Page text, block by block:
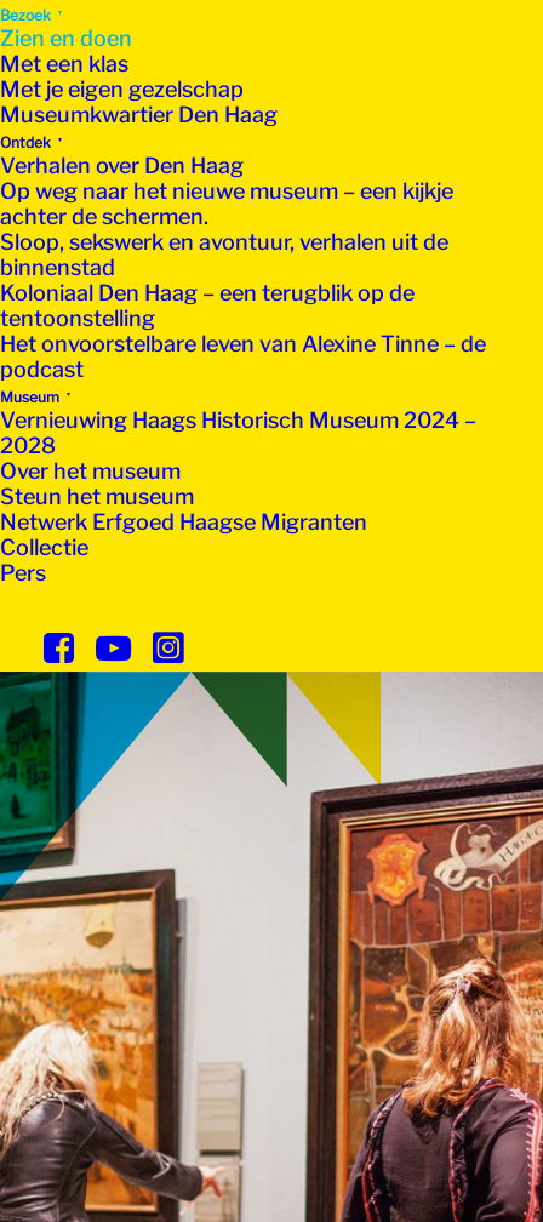
Bezoek
Zien en doen
Met een klas
Met je eigen gezelschap
Museumkwartier Den Haag
Ontdek
Verhalen over Den Haag
Op weg naar het nieuwe museum – een kijkje
achter de schermen.
Sloop, sekswerk en avontuur, verhalen uit de
binnenstad
Koloniaal Den Haag – een terugblik op de
tentoonstelling
Het onvoorstelbare leven van Alexine Tinne – de
podcast
Museum
Vernieuwing Haags Historisch Museum 2024 –
2028
Over het museum
Steun het museum
Netwerk Erfgoed Haagse Migranten
Collectie
Pers